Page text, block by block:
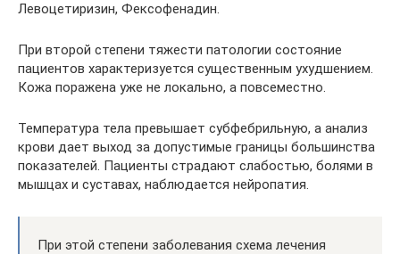
Левоцетиризин, Фексофенадин.
При второй степени тяжести патологии состояние
пациентов характеризуется существенным ухудшением.
Кожа поражена уже не локально, а повсеместно.
Температура тела превышает субфебрильную, а анализ
крови дает выход за допустимые границы большинства
показателей. Пациенты страдают слабостью, болями в
мышцах и суставах, наблюдается нейропатия.
При этой степени заболевания схема лечения